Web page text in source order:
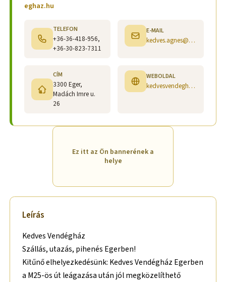
eghaz.hu
TELEFON
+36-36-418-956,
+36-30-823-7311
E-MAIL
kedves.agnes@gmail.com
CÍM
3300 Eger,
Madách Imre u.
26
WEBOLDAL
kedvesvendeghaz.hu www.facebook.com/kedvesvendeghaz.hu
Ez itt az Ön bannerének a
helye
Leírás
Kedves Vendégház
Szállás, utazás, pihenés Egerben!
Kitűnő elhelyezkedésünk: Kedves Vendégház Egerben
a M25-ös út leágazása után jól megközelíthető